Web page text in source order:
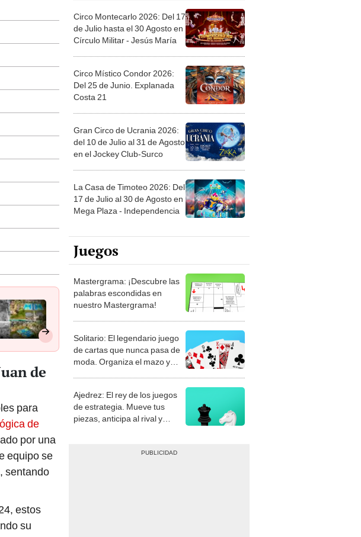
de
para
de
por una
equipo se
sentando
estos
su
Circo Montecarlo 2026: Del 17
de Julio hasta el 30 Agosto en
Círculo Militar - Jesús María
Circo Místico Condor 2026:
Del 25 de Junio. Explanada
Costa 21
Gran Circo de Ucrania 2026:
del 10 de Julio al 31 de Agosto
en el Jockey Club-Surco
La Casa de Timoteo 2026: Del
17 de Julio al 30 de Agosto en
Mega Plaza - Independencia
Juegos
Mastergrama: ¡Descubre las
palabras escondidas en
nuestro Mastergrama!
Solitario: El legendario juego
de cartas que nunca pasa de
moda. Organiza el mazo y
Ajedrez: El rey de los juegos
de estrategia. Mueve tus
piezas, anticipa al rival y